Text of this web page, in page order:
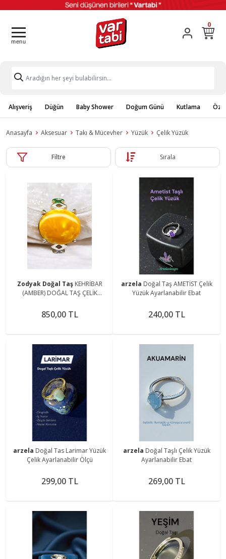
0
Alışveriş Düğün Baby Shower Doğum Günü Kutlama
Anasayfa Aksesuar Takı & Mücevher Yüzük Çelik Yüzük
Filtre Sırala
Zodyak Doğal Taş KEHRİBAR
(AMBER) DOĞAL TAŞ ÇELİK
YÜZÜK(SERTİFİKALI)
850,00 TL
arzela Doğal Taş AMETİST Çelik
Yüzük Ayarlanabilir Ebat
240,00 TL
arzela Doğal Tas Larimar Yüzük
Çelik Ayarlanabilir Ölçü
299,00 TL
arzela Doğal Taşlı Çelik Yüzük
Ayarlanabilir Ebat
269,00 TL